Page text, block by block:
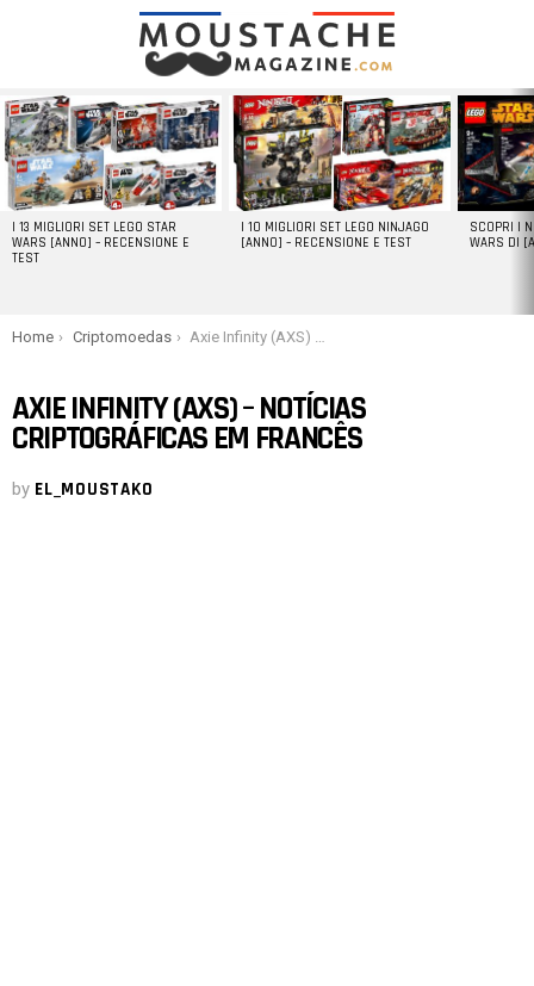
LATEST
STORIES
I 13 MIGLIORI SET LEGO STAR
WARS [ANNO] – RECENSIONE E
TEST
I 10 MIGLIORI SET LEGO NINJAGO
[ANNO] – RECENSIONE E TEST
SCOPRI I
WARS DI
You are here:
Home Criptomoedas Axie Infinity (AXS) – Notícias criptográficas em francês
AXIE INFINITY (AXS) – NOTÍCIAS
CRIPTOGRÁFICAS EM FRANCÊS
by EL_MOUSTAKO